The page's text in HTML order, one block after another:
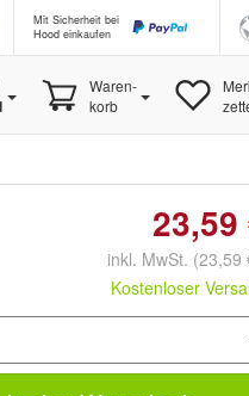
Mit Sicherheit bei
Hood einkaufen
Waren-
korb
23,59
inkl. MwSt. (23,59
Kostenloser